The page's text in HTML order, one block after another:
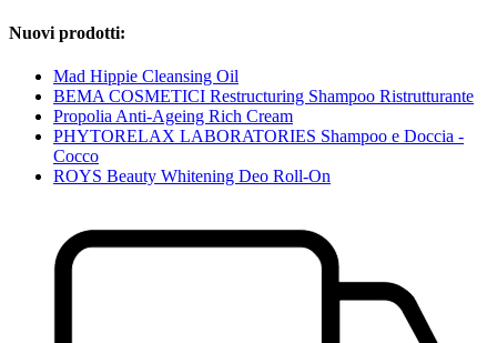
Nuovi prodotti:
Mad Hippie Cleansing Oil
BEMA COSMETICI Restructuring Shampoo Ristrutturante
Propolia Anti-Ageing Rich Cream
PHYTORELAX LABORATORIES Shampoo e Doccia -
Cocco
ROYS Beauty Whitening Deo Roll-On